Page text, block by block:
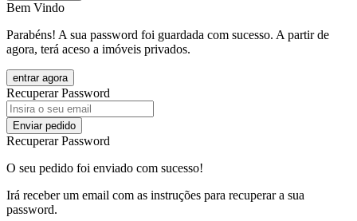
Bem Vindo
Parabéns! A sua password foi guardada com sucesso. A partir de
agora, terá aceso a imóveis privados.
entrar agora
Recuperar Password
Enviar pedido
Recuperar Password
O seu pedido foi enviado com sucesso!
Irá receber um email com as instruções para recuperar a sua
password.